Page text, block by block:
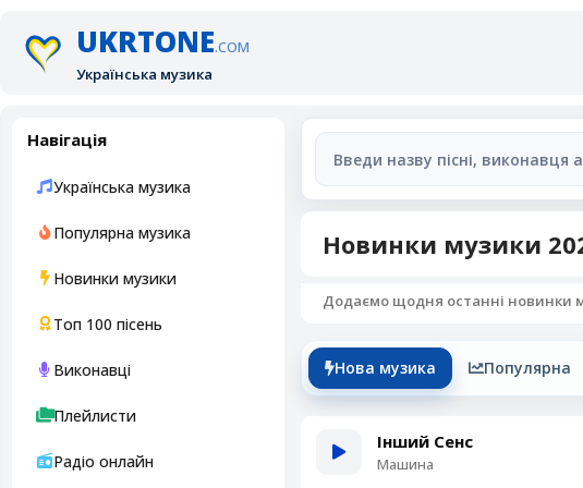
UKRTONE.COM
Українська музика
Навігація
Українська музика
Популярна музика
Новинки музики
Топ 100 пісень
Виконавці
Плейлисти
Радіо онлайн
Новинки музики
Додаємо щодня останні новинки
Нова музика Популярна
Інший Сенс
Машина